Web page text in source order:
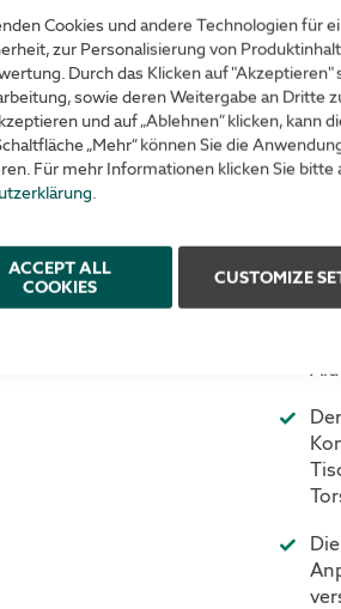
Cookies und andere Technologien für
zur Personalisierung von
Durch das Klicken auf
sowie deren Weitergabe an Dritte
und auf „Ablehnen“ klicken, kann
„Mehr“ können Sie die
Für mehr Informationen klicken Sie bitte
ACCEPT ALL
COOKIES
CUSTOMIZE
x 530 mm
motors
- 1.135 mm
20 mm/s